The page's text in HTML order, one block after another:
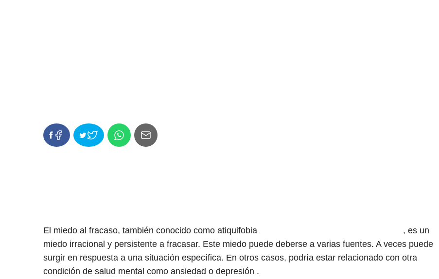
El miedo al fracaso, también conocido como atiquifobia
, es un
miedo irracional y persistente a fracasar. Este miedo puede deberse a varias fuentes. A veces puede
surgir en respuesta a una situación específica. En otros casos, podría estar relacionado con otra
condición de salud mental como ansiedad o depresión .